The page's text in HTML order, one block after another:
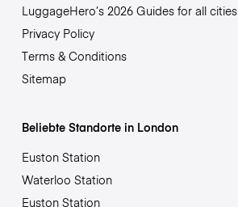
LuggageHero’s 2026 Guides for all cities
Privacy Policy
Terms & Conditions
Sitemap
Beliebte Standorte in London
Euston Station
Waterloo Station
Euston Station